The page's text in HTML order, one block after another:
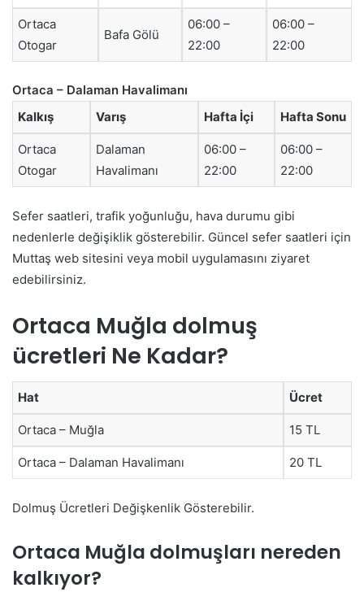
Ortaca
Otogar
Bafa Gölü
06:00 –
22:00
06:00 –
22:00
Ortaca – Dalaman Havalimanı
Kalkış
Varış Hafta İçi Hafta Sonu
Ortaca
Otogar
Dalaman
Havalimanı
06:00 –
22:00
06:00 –
22:00
Sefer saatleri, trafik yoğunluğu, hava durumu gibi
nedenlerle değişiklik gösterebilir. Güncel sefer saatleri için
Muttaş web sitesini veya mobil uygulamasını ziyaret
edebilirsiniz.
Ortaca Muğla dolmuş
ücretleri Ne Kadar?
Hat Ücret
Ortaca – Muğla 15 TL
Ortaca – Dalaman Havalimanı 20 TL
Dolmuş Ücretleri Değişkenlik Gösterebilir.
Ortaca Muğla dolmuşları nereden
kalkıyor?